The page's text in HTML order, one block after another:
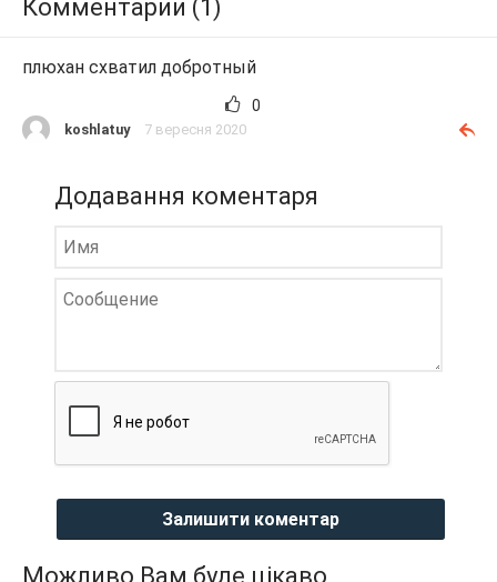
Комментарии (1)
плюхан схватил добротный
0
koshlatuy 7 вересня 2020
Додавання коментаря
Залишити коментар
Можливо Вам буде цікаво